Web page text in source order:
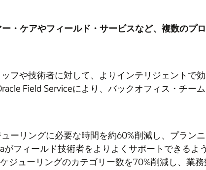
・ケアやフィールド・サービスなど、複数のプ
フや技術者に対して、よりインテリジェントで
Field Serviceにより、バックオフィス・チー
ーリングに必要な時間を約60%削減し、プラン
フィールド技術者をよりよくサポートできるよ
ジューリングのカテゴリー数を70%削減し、業